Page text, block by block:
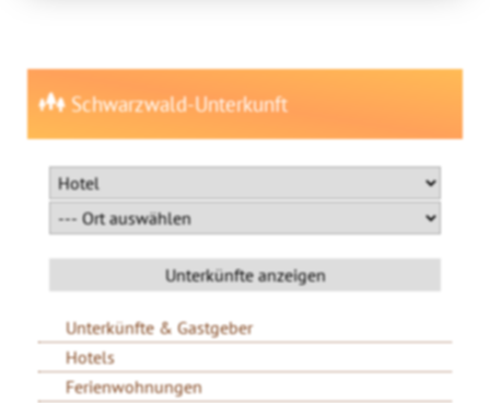
Schwarzwald-Unterkunft
Unterkünfte & Gastgeber
Hotels
Ferienwohnungen